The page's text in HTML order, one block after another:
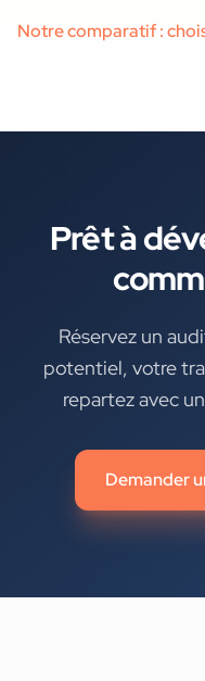
Notre comparatif :
Prêt à
Réservez un
potentiel, votre
repartez avec
Demander